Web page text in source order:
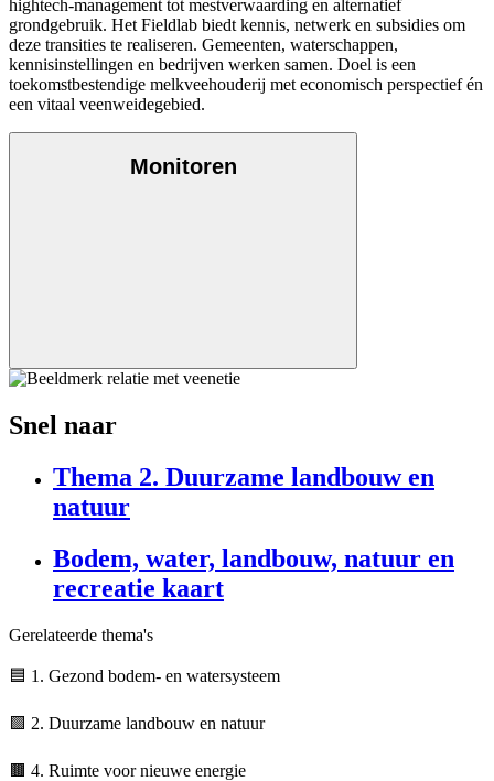
hightech-management tot mestverwaarding en alternatief
grondgebruik. Het Fieldlab biedt kennis, netwerk en subsidies om
deze transities te realiseren. Gemeenten, waterschappen,
kennisinstellingen en bedrijven werken samen. Doel is een
toekomstbestendige melkveehouderij met economisch perspectief én
een vitaal veenweidegebied.
Monitoren
Snel naar
Thema 2. Duurzame landbouw en
natuur
Bodem, water, landbouw, natuur en
recreatie kaart
Gerelateerde thema's
🟦 1. Gezond bodem- en watersysteem
🟩 2. Duurzame landbouw en natuur
🟫 4. Ruimte voor nieuwe energie